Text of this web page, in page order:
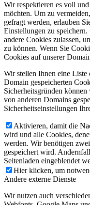
Wir respektieren es voll
möchten. Um zu
gefragt werden, erlauben
Einstellungen zu
andere Cookies zulassen,
zu können. Wenn Sie
Cookies auf unserer
Wir stellen Ihnen eine Liste
Domain gespeicherten
Sicherheitsgründen
von anderen Domains
Sicherheitseinstellungen
Aktivieren, damit die
wird und alle Cookies,
werden. Wir benötigen
gespeichert wird.
Seitenladen eingeblendet
Hier klicken, um
Andere externe Dienste
Wir nutzen auch